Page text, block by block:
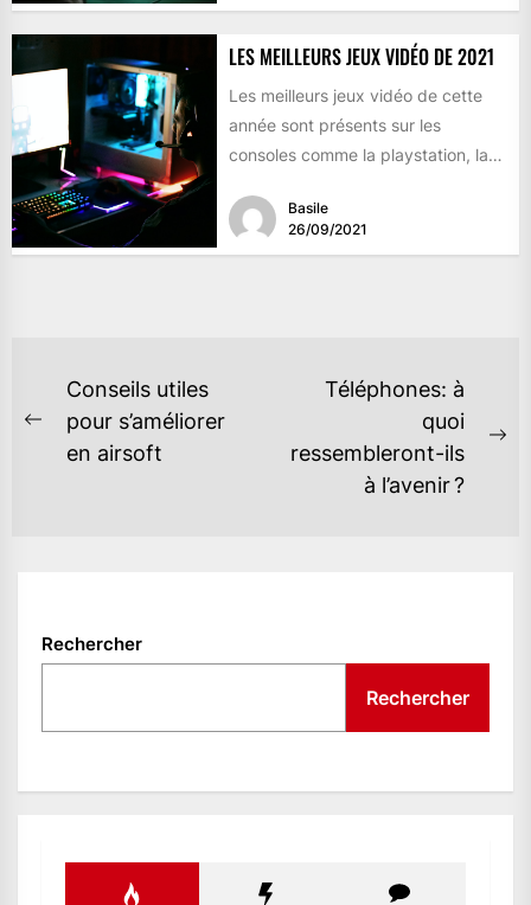
LES MEILLEURS JEUX VIDÉO DE 2021
Les meilleurs jeux vidéo de cette
année sont présents sur les
consoles comme la playstation, la
Basile
26/09/2021
NAVIGATION
DE
L’ARTICLE
Previous
post:
Conseils utiles
pour s’améliorer
en airsoft
Téléphones: à
quoi
ressembleront-ils
à l’avenir ?
Rechercher
Rechercher